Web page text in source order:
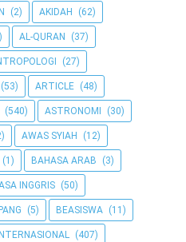
(2) AKIDAH (62)
AL-QURAN (37)
(27)
(53) ARTICLE (48)
(540) ASTRONOMI (30)
AWAS SYIAH (12)
(1) BAHASA ARAB (3)
INGGRIS (50)
(5) BEASISWA (11)
(407)